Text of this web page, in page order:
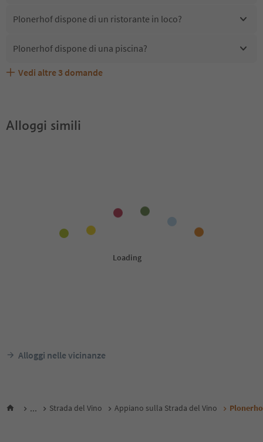
Plonerhof dispone di un ristorante in loco?
Plonerhof dispone di una piscina?
Plonerhof accetta animali domestici?
Quali servizi/attività sono disponibili presso Plonerhof?
Gli ospiti di Plonerhof ricevono l'Alto Adige Guest Pass?
Vedi altre 3 domande
Alloggi simili
Alloggi nelle vicinanze
... Strada del Vino Appiano sulla Strada del Vino